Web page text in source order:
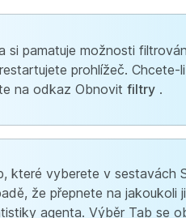
si pamatuje možnosti
prohlížeč.
na odkaz Obnovit filtry .
které vyberete v sestavách
že přepnete na jakoukoli
agenta. Výběr Tab se